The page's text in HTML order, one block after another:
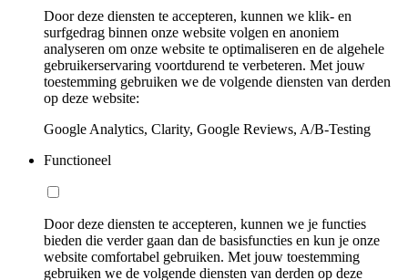
Door deze diensten te accepteren, kunnen we klik- en
surfgedrag binnen onze website volgen en anoniem
analyseren om onze website te optimaliseren en de algehele
gebruikerservaring voortdurend te verbeteren. Met jouw
toestemming gebruiken we de volgende diensten van derden
op deze website:
Google Analytics, Clarity, Google Reviews, A/B-Testing
Functioneel
Door deze diensten te accepteren, kunnen we je functies
bieden die verder gaan dan de basisfuncties en kun je onze
website comfortabel gebruiken. Met jouw toestemming
gebruiken we de volgende diensten van derden op deze